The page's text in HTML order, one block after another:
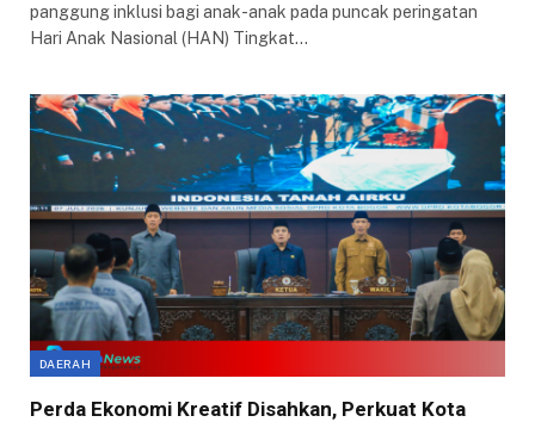
panggung inklusi bagi anak-anak pada puncak peringatan
Hari Anak Nasional (HAN) Tingkat…
DAERAH
Perda Ekonomi Kreatif Disahkan, Perkuat Kota